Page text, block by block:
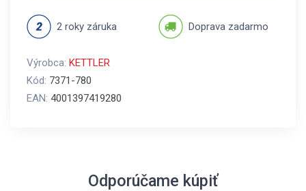
2 roky záruka Doprava zadarmo
Výrobca: KETTLER
Kód: 7371-780
EAN: 4001397419280
Odporúčame kúpiť